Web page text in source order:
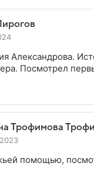
Александрова.
Посмотрел
Трофимова
помощью,